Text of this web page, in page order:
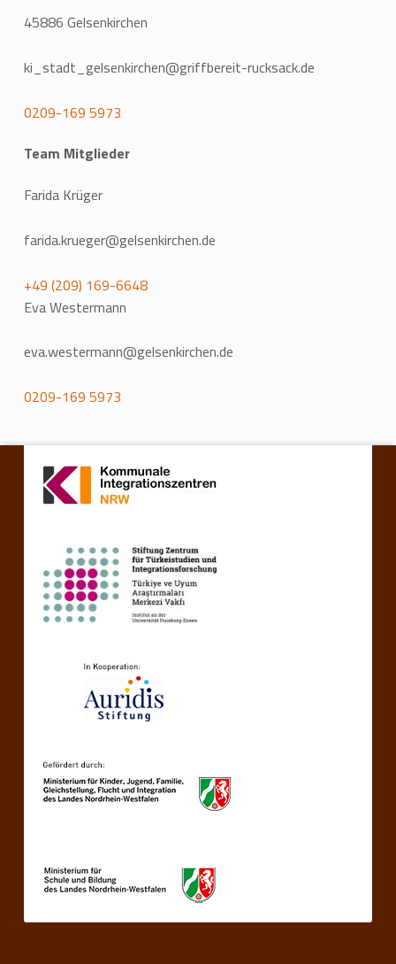
45886 Gelsenkirchen
ki_stadt_gelsenkirchen@griffbereit-rucksack.de
0209-169 5973
Team Mitglieder
Farida Krüger
farida.krueger@gelsenkirchen.de
+49 (209) 169-6648
Eva Westermann
eva.westermann@gelsenkirchen.de
0209-169 5973